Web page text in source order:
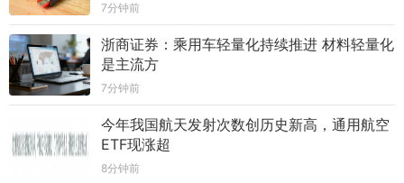
7分钟前
浙商证券：乘用车轻量化持续推进 材料轻量化
是主流方
7分钟前
今年我国航天发射次数创历史新高，通用航空
ETF现涨超
8分钟前